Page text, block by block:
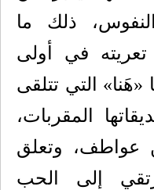
ذلك ما
في أولى
«هَنا» التي تتلقى
المقربات،
عواطف، وتعلق
إلى الحب